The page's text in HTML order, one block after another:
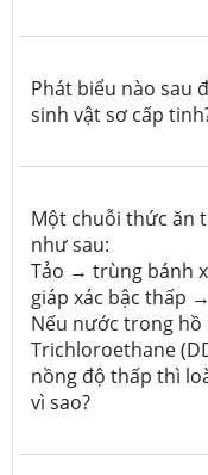
Phát biểu nào sau
sinh vật sơ cấp
Một chuỗi thức ăn
như sau:
Tảo → trùng bánh
giáp xác bậc thấp
Nếu nước trong
Trichloroethane
nồng độ thấp thì
vì sao?